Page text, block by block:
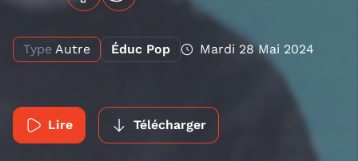
Type Autre Éduc Pop Mardi 28 Mai 2024
Lire Télécharger